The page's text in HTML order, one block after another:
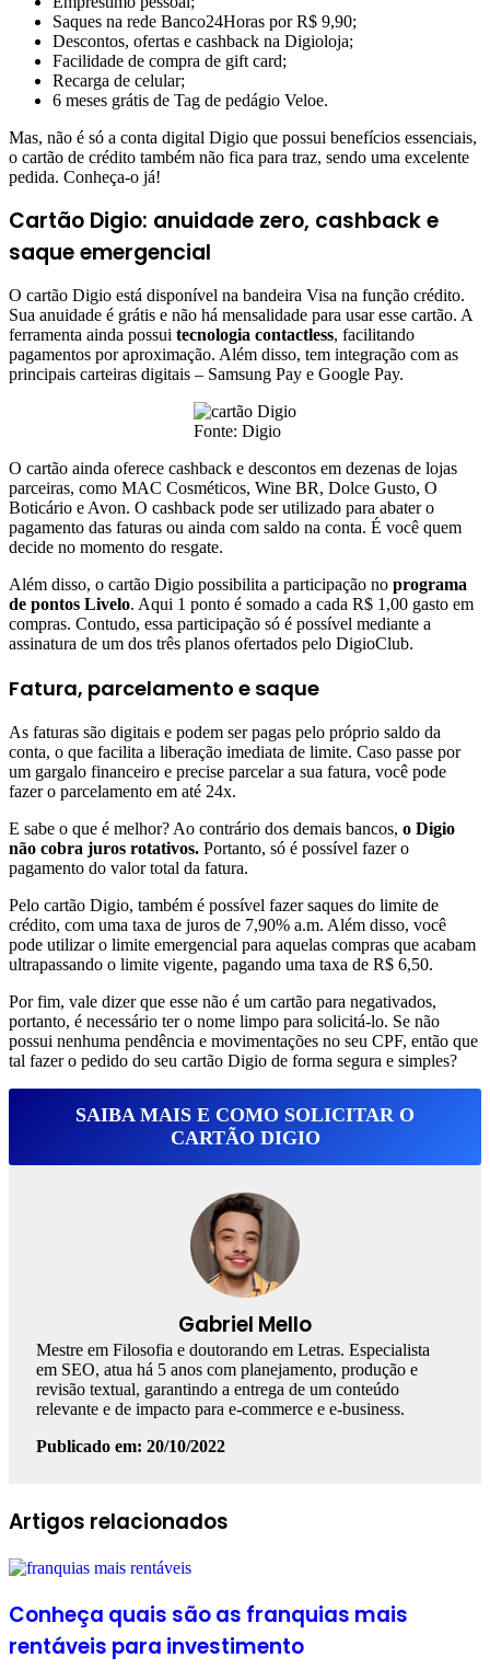
Saques na rede Banco24Horas por R$ 9,90;
Descontos, ofertas e cashback na Digioloja;
Facilidade de compra de gift card;
Recarga de celular;
6 meses grátis de Tag de pedágio Veloe.
Mas, não é só a conta digital Digio que possui benefícios essenciais,
o cartão de crédito também não fica para traz, sendo uma excelente
pedida. Conheça-o já!
Cartão Digio: anuidade zero, cashback e
saque emergencial
O cartão Digio está disponível na bandeira Visa na função crédito.
Sua anuidade é grátis e não há mensalidade para usar esse cartão. A
ferramenta ainda possui tecnologia contactless, facilitando
pagamentos por aproximação. Além disso, tem integração com as
principais carteiras digitais – Samsung Pay e Google Pay.
Fonte: Digio
O cartão ainda oferece cashback e descontos em dezenas de lojas
parceiras, como MAC Cosméticos, Wine BR, Dolce Gusto, O
Boticário e Avon. O cashback pode ser utilizado para abater o
pagamento das faturas ou ainda com saldo na conta. É você quem
decide no momento do resgate.
Além disso, o cartão Digio possibilita a participação no programa
de pontos Livelo. Aqui 1 ponto é somado a cada R$ 1,00 gasto em
compras. Contudo, essa participação só é possível mediante a
assinatura de um dos três planos ofertados pelo DigioClub.
Fatura, parcelamento e saque
As faturas são digitais e podem ser pagas pelo próprio saldo da
conta, o que facilita a liberação imediata de limite. Caso passe por
um gargalo financeiro e precise parcelar a sua fatura, você pode
fazer o parcelamento em até 24x.
E sabe o que é melhor? Ao contrário dos demais bancos, o Digio
não cobra juros rotativos. Portanto, só é possível fazer o
pagamento do valor total da fatura.
Pelo cartão Digio, também é possível fazer saques do limite de
crédito, com uma taxa de juros de 7,90% a.m. Além disso, você
pode utilizar o limite emergencial para aquelas compras que acabam
ultrapassando o limite vigente, pagando uma taxa de R$ 6,50.
Por fim, vale dizer que esse não é um cartão para negativados,
portanto, é necessário ter o nome limpo para solicitá-lo. Se não
possui nenhuma pendência e movimentações no seu CPF, então que
tal fazer o pedido do seu cartão Digio de forma segura e simples?
SAIBA MAIS E COMO SOLICITAR O
CARTÃO DIGIO
Gabriel Mello
Mestre em Filosofia e doutorando em Letras. Especialista
em SEO, atua há 5 anos com planejamento, produção e
revisão textual, garantindo a entrega de um conteúdo
relevante e de impacto para e-commerce e e-business.
Publicado em: 20/10/2022
Facebook
Linkedin
WhatsApp
Telegram
Artigos relacionados
Conheça quais são as franquias mais
rentáveis para investimento